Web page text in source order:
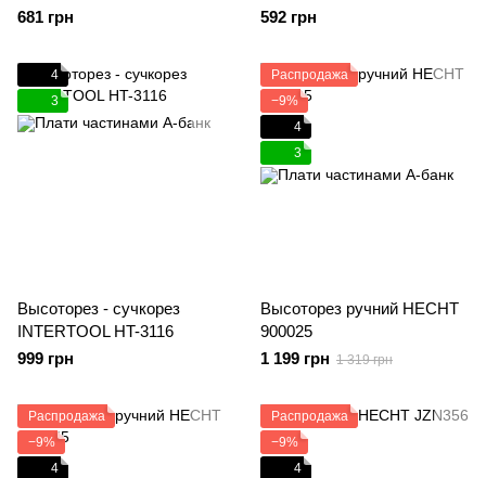
681 грн
592 грн
4
3
Высоторез - сучкорез
INTERTOOL HT-3116
999 грн
Распродажа
−9%
4
3
Высоторез ручний HECHT
900025
1 199 грн 1 319 грн
Распродажа
−9%
4
Распродажа
−9%
4